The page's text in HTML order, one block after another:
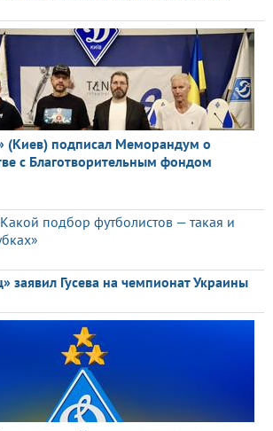
подписал Меморандум о
с Благотворительным фондом
подбор футболистов — такая и
заявил Гусева на чемпионат Украины